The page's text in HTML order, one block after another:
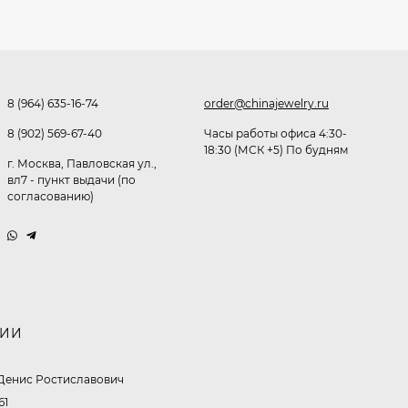
471,40₽
379₽
8 (964) 635-16-74
8 (902) 569-67-40
г. Москва, Павловская ул.,
вл7 - пункт выдачи (по
согласованию)
order@chinajewelry.ru
Часы работы офиса 4:30-
18:30 (МСК +5) По будням
Ростиславович